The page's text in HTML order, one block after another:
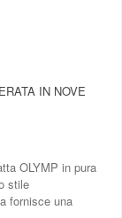
IN NOVE
OLYMP in pura
stile
fornisce una